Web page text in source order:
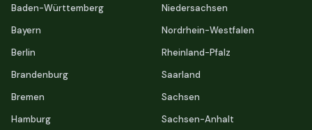
Baden-Württemberg
Bayern
Berlin
Brandenburg
Bremen
Hamburg
Niedersachsen
Nordrhein-Westfalen
Rheinland-Pfalz
Saarland
Sachsen
Sachsen-Anhalt